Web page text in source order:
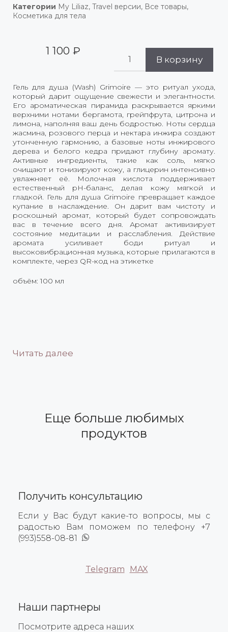
Гель для душа (Wash) Grimoire — это ритуал ухода,
который дарит ощущение свежести и элегантности.
Его ароматическая пирамида раскрывается яркими
верхними нотами бергамота, грейпфрута, цитрона и
лимона, наполняя ваш день бодростью. Ноты сердца
жасмина, розового перца и нектара инжира создают
утонченную гармонию, а базовые ноты инжирового
дерева и белого кедра придают глубину аромату.
Активные ингредиенты, такие как соль, мягко
очищают и тонизируют кожу, а глицерин интенсивно
увлажняет её. Молочная кислота поддерживает
естественный pH-баланс, делая кожу мягкой и
гладкой. Гель для душа Grimoire превращает каждое
купание в наслаждение. Он дарит вам чистоту и
роскошный аромат, который будет сопровождать
вас в течение всего дня. Аромат активизирует
состояние медитации и расслабления. Действие
аромата усиливает боди ритуал и
высоковибрационная музыка, которые прилагаются в
комплекте, через QR-код на этикетке
объём: 100 мл
Читать далее
Категории My Liliaz, Travel версии, Все товары,
Косметика для тела
1 100₽
В корзину
Еще больше любимых
продуктов
Получить консультацию
Если у Вас будут какие-то вопросы, мы с
радостью Вам поможем по телефону +7
(993)558-08-81
Telegram MAX
Наши партнеры
Посмотрите адреса наших